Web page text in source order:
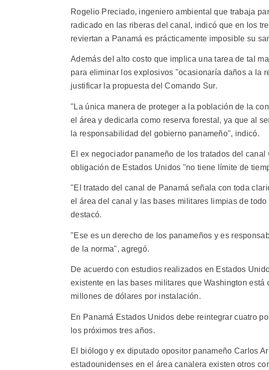
Rogelio Preciado, ingeniero ambiental que trabaja
radicado en las riberas del canal, indicó que en los
reviertan a Panamá es prácticamente imposible su
Además del alto costo que implica una tarea de tal
para eliminar los explosivos "ocasionaría daños a la
justificar la propuesta del Comando Sur.
"La única manera de proteger a la población de la
el área y dedicarla como reserva forestal, ya que al
la responsabilidad del gobierno panameño", indicó.
El ex negociador panameño de los tratados del
obligación de Estados Unidos "no tiene límite de
"El tratado del canal de Panamá señala con toda
el área del canal y las bases militares limpias de
destacó.
"Ese es un derecho de los panameños y es
de la norma", agregó.
De acuerdo con estudios realizados en Estados
existente en las bases militares que Washington
millones de dólares por instalación.
En Panamá Estados Unidos debe reintegrar cuatro
los próximos tres años.
El biólogo y ex diputado opositor panameño Carlos
estadounidenses en el área canalera existen otros